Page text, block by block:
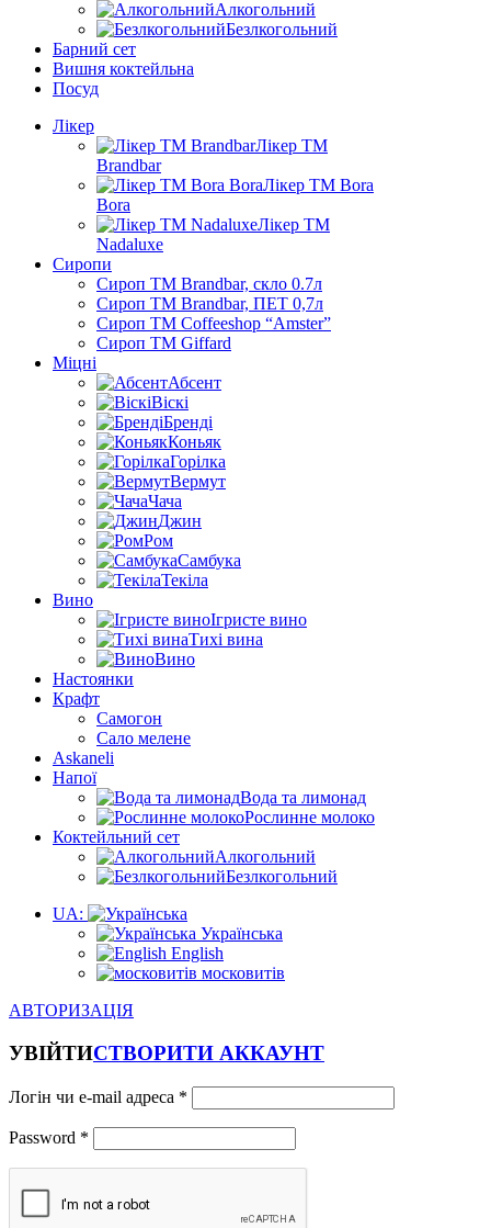
Алкогольний
Безлкогольний
Барний сет
Вишня коктейльна
Посуд
Лікер
Лікер ТМ
Brandbar
Лікер ТМ Bora
Bora
Лікер ТМ
Nadaluxe
Сиропи
Сироп TM Brandbar, скло 0.7л
Сироп TM Brandbar, ПЕТ 0,7л
Сироп TM Coffeeshop “Amster”
Сироп TM Giffard
Міцні
Абсент
Віскі
Бренді
Коньяк
Горілка
Вермут
Чача
Джин
Ром
Самбука
Текіла
Вино
Ігристе вино
Тихі вина
Вино
Настоянки
Крафт
Самогон
Сало мелене
Askaneli
Напої
Вода та лимонад
Рослинне молоко
Коктейльний сет
Алкогольний
Безлкогольний
UA:
Українська
English
московитів
АВТОРИЗАЦІЯ
УВІЙТИСТВОРИТИ АККАУНТ
Логін чи e-mail адреса *
Password *